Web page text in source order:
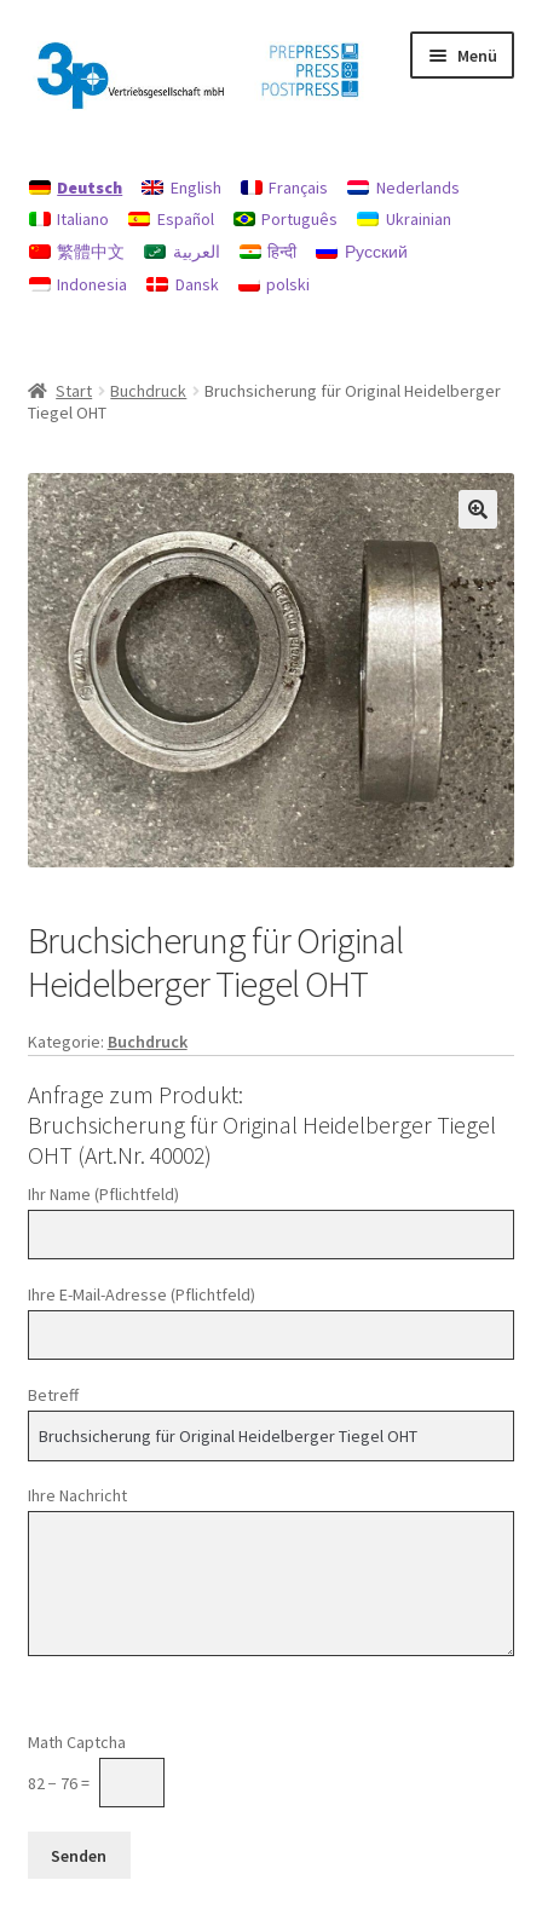
Zur
Navigation
springen
Zum
Inhalt
springen
Menü
Datenschutz
Gebrauchtmaschinen
Deutsch English Français
Nederlands
Italiano
Español Português
Ukrainian
繁體中文
العربية हिन्दी
Русский
Indonesia
Dansk polski
Start Buchdruck
Bruchsicherung für Original Heidelberger
Tiegel OHT
Bruchsicherung für Original
Heidelberger Tiegel OHT
Kategorie: Buchdruck
Anfrage zum Produkt:
Bruchsicherung für Original Heidelberger Tiegel
OHT (Art.Nr. 40002)
Ihr Name (Pflichtfeld)
Ihre E-Mail-Adresse (Pflichtfeld)
Betreff
Ihre Nachricht
Math Captcha
82 − 76 =